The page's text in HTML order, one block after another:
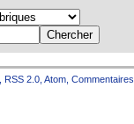
RSS 2.0 Atom Commentaires